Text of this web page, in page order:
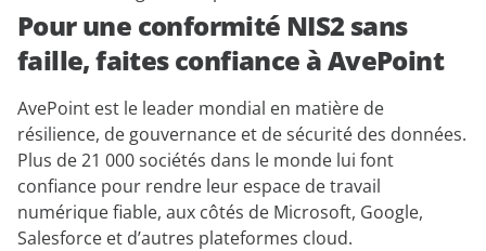
Pour une conformité NIS2 sans
faille, faites confiance à AvePoint
AvePoint est le leader mondial en matière de
résilience, de gouvernance et de sécurité des données.
Plus de 21 000 sociétés dans le monde lui font
confiance pour rendre leur espace de travail
numérique fiable, aux côtés de Microsoft, Google,
Salesforce et d’autres plateformes cloud.